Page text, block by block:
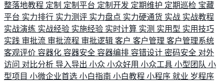
整落地教程 定制 定制平台 定制开发 定期维护 定期巡检 宝藏
平台 实力排行 实力测评 实力盘点 实力硬通货 实战 实战教程
实战演练 实战经验 实施经验 实时计算 实测 实用型 实用技巧
实践 审批流 审批流程 审批逻辑 客户 客户管理 客户管理系统
客观评价 容器化 容器安全 容器编排 容错设计 密码安全 对外
访问 对比分析 导入导出 小众 小众好用 小众工具 小型团队 小
型项目 小微企业首选 小白指南 小白教程 小程序 就业 岁程序